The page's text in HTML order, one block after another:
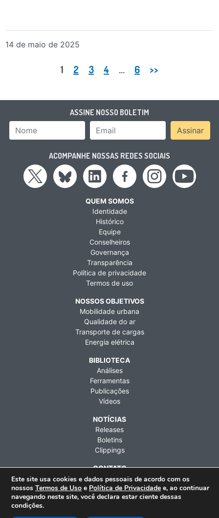
14 de maio de 2025
Paginação de posts
1 2 3 4 … 6 >>
ASSINE NOSSO BOLETIM
Email AddressAssinar
ACOMPANHE NOSSAS REDES SOCIAIS
QUEM SOMOS
Identidade
Histórico
Equipe
Conselheiros
Governança
Transparência
Política de privacidade
Termos de uso
NOSSOS OBJETIVOS
Mobilidade urbana
Qualidade do ar
Transporte de cargas
Energia elétrica
BIBLIOTECA
Análises
Ferramentas
Publicações
Vídeos
NOTÍCIAS
Releases
Boletins
Clippings
CONTATO
Fale conosco
Imprensa
Contratações
Este site usa cookies e dados pessoais de acordo com os
nossos Termos de Uso e Política de Privacidade e, ao continuar
navegando neste site, você declara estar ciente dessas
condições.